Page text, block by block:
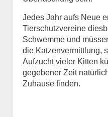
Besitzers
Jedes Jahr aufs Neue
Tierschutzvereine
Schwemme und
die Katzenvermittlung,
Aufzucht vieler Kitten
gegebener Zeit
Zuhause finden.